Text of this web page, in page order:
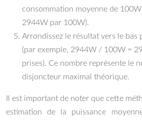
consommation moyenne de
2944W par 100W).
Arrondissez le résultat vers le bas
(par exemple, 2944W / 100W =
prises). Ce nombre représente le
disjoncteur maximal théorique.
Il est important de noter que cette
estimation de la puissance